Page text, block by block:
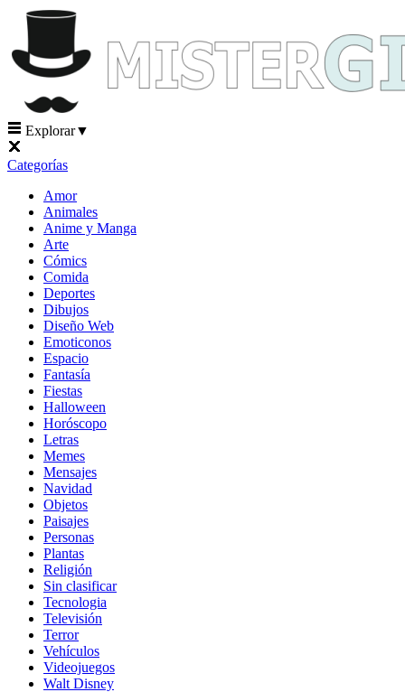
Explorar▼
Categorías
Amor
Animales
Anime y Manga
Arte
Cómics
Comida
Deportes
Dibujos
Diseño Web
Emoticonos
Espacio
Fantasía
Fiestas
Halloween
Horóscopo
Letras
Memes
Mensajes
Navidad
Objetos
Paisajes
Personas
Plantas
Religión
Sin clasificar
Tecnologia
Televisión
Terror
Vehículos
Videojuegos
Walt Disney